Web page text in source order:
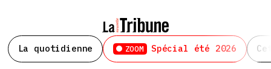
La quotidienne ZOOM Spécial été 2026